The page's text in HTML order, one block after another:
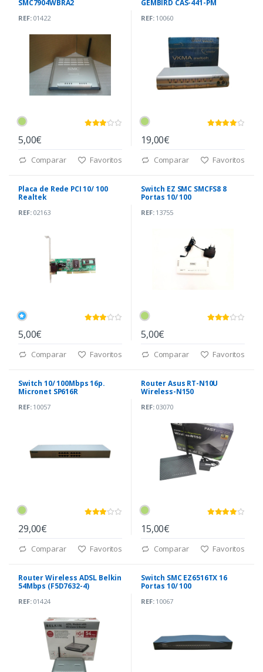
SMC7904WBRA2
REF:01422
5,00€
Comparar Favoritos
GEMBIRD CAS-441-PM
REF:10060
19,00€
Comparar Favoritos
Placa de Rede PCI 10/ 100
Realtek
REF:02163
5,00€
Comparar Favoritos
Switch EZ SMC SMCFS8 8
Portas 10/ 100
REF:13755
5,00€
Comparar Favoritos
Switch 10/ 100Mbps 16p.
Micronet SP616R
REF:10057
29,00€
Comparar Favoritos
Router Asus RT-N10U
Wireless-N150
REF:03070
15,00€
Comparar Favoritos
Router Wireless ADSL Belkin
54Mbps (F5D7632-4)
REF:01424
Switch SMC EZ6516TX 16
Portas 10/ 100
REF:10067